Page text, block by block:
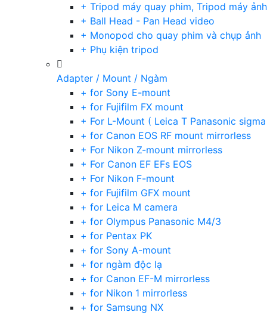
+ Tripod máy quay phim, Tripod máy
+ Ball Head - Pan Head video
+ Monopod cho quay phim và chụp ảnh
+ Phụ kiện tripod
Adapter / Mount / Ngàm
+ for Sony E-mount
+ for Fujifilm FX mount
+ For L-Mount ( Leica T Panasonic
+ for Canon EOS RF mount mirrorless
+ For Nikon Z-mount mirrorless
+ For Canon EF EFs EOS
+ For Nikon F-mount
+ for Fujifilm GFX mount
+ for Leica M camera
+ for Olympus Panasonic M4/3
+ for Pentax PK
+ for Sony A-mount
+ for ngàm độc lạ
+ for Canon EF-M mirrorless
+ for Nikon 1 mirrorless
+ for Samsung NX